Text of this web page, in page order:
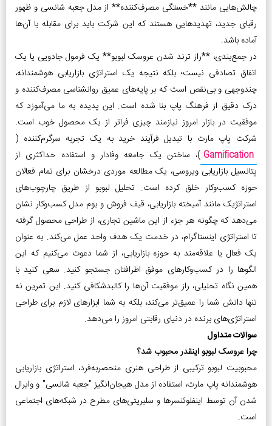
چالش‌هایی مانند **خستگی مصرف‌کننده** از مدل جعبه شانسی و ظهور
رقبای جدید، تهدیدهایی هستند که این شرکت باید برای مقابله با آن‌ها
آماده باشد.
در جمع‌بندی، **راز ترند شدن عروسک لبوبو** یک فرمول جادویی یا یک
اتفاق تصادفی نیست؛ بلکه نتیجه یک استراتژی بازاریابی هوشمندانه،
چندوجهی و بی‌نقص است که بر پایه‌های عمیق روانشناسی مصرف‌کننده و
درک دقیق از فرهنگ پاپ بنا شده است. این پدیده به ما می‌آموزد که
موفقیت در بازار امروز نیازمند چیزی فراتر از یک محصول خوب است.
شرکت پاپ مارت با تبدیل فرآیند خرید به یک تجربه سرگرم‌کننده (
Gamification )، ساختن یک جامعه وفادار و استفاده حداکثری از
پتانسیل بازاریابی ویروسی، یک مطالعه موردی درخشان برای تمام فعالان
حوزه کسب‌وکار خلق کرده است. تحلیل لبوبو از طریق چارچوب‌های
استراتژیک مانند آمیخته بازاریابی، قیف فروش و بوم مدل کسب‌وکار نشان
می‌دهد که چگونه هر جزء از این ماشین تجاری، از طراحی محصول گرفته
تا استراتژی اینستاگرام، در خدمت یک هدف واحد عمل می‌کند. به عنوان
یک فعال یا علاقه‌مند به حوزه بازاریابی، از شما دعوت می‌کنیم که این
الگوها را در کسب‌وکارهای موفق اطرافتان جستجو کنید. سعی کنید با
همین نگاه تحلیلی، راز موفقیت آن‌ها را کالبدشکافی کنید. این تمرین نه
تنها دانش شما را عمیق‌تر می‌کند، بلکه به شما ابزارهای لازم برای طراحی
استراتژی‌های برنده در دنیای رقابتی امروز را می‌دهد.
سوالات متداول
چرا عروسک لبوبو اینقدر محبوب شد؟
محبوبیت لبوبو ترکیبی از طراحی هنری منحصربه‌فرد، استراتژی بازاریابی
هوشمندانه پاپ مارت، استفاده از مدل هیجان‌انگیز "جعبه شانسی" و وایرال
شدن آن توسط اینفلوئنسرها و سلبریتی‌های مطرح در شبکه‌های اجتماعی
است.